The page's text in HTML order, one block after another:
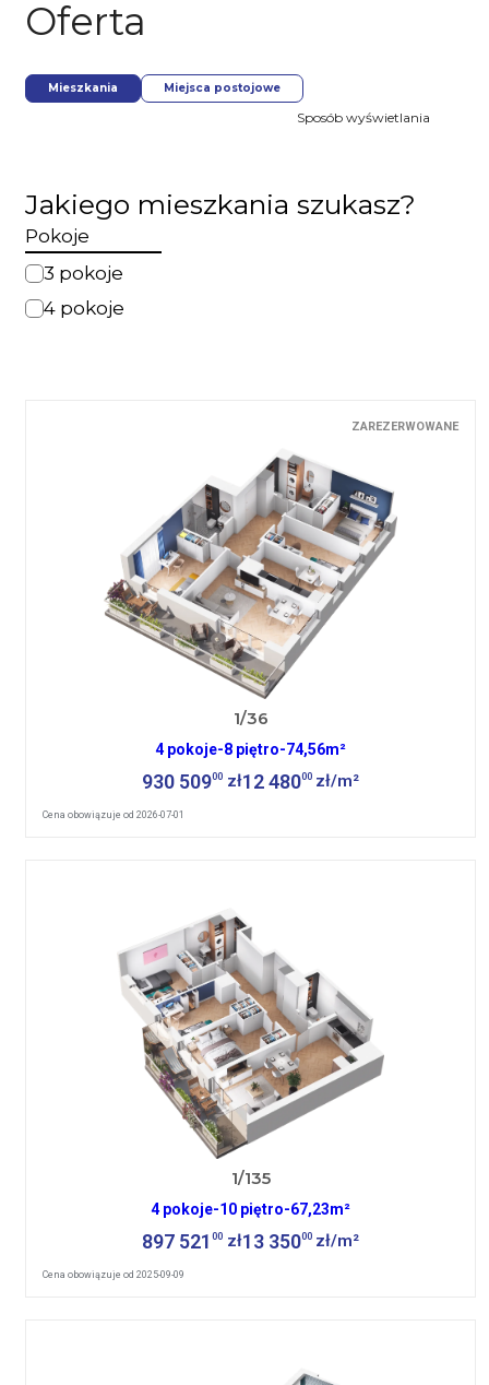
Oferta
Mieszkania Miejsca postojowe
Sposób wyświetlania
Jakiego mieszkania szukasz?
Pokoje
3 pokoje
4 pokoje
ZAREZERWOWANE
1/36
4 pokoje-8 piętro-74,56m²
930 50900 zł12 48000 zł/m²
Cena obowiązuje od 2026-07-01
1/135
4 pokoje-10 piętro-67,23m²
897 52100 zł13 35000 zł/m²
Cena obowiązuje od 2025-09-09